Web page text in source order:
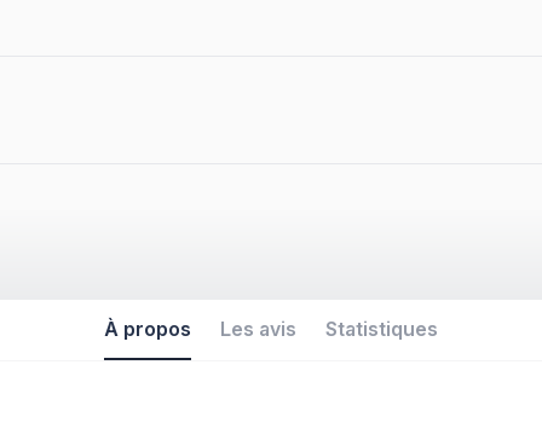
À propos Les avis Statistiques